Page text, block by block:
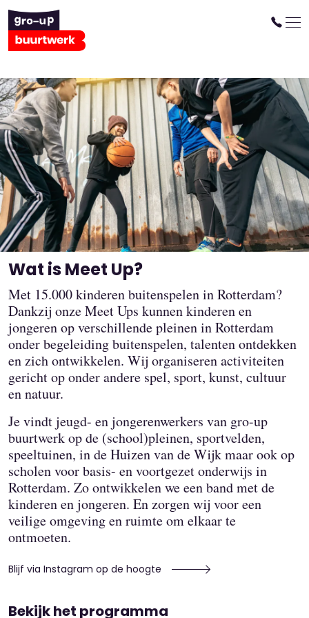
Meet Up
Sport- en spelactiviteiten voor
kinderen en jongeren op de
pleinen van Rotterdam.
Wat is Meet Up?
Met 15.000 kinderen buitenspelen in Rotterdam?
Dankzij onze Meet Ups kunnen kinderen en
jongeren op verschillende pleinen in Rotterdam
onder begeleiding buitenspelen, talenten ontdekken
en zich ontwikkelen. Wij organiseren activiteiten
gericht op onder andere spel, sport, kunst, cultuur
en natuur.
Je vindt jeugd- en jongerenwerkers van gro-up
buurtwerk op de (school)pleinen, sportvelden,
speeltuinen, in de Huizen van de Wijk maar ook op
scholen voor basis- en voortgezet onderwijs in
Rotterdam. Zo ontwikkelen we een band met de
kinderen en jongeren. En zorgen wij voor een
veilige omgeving en ruimte om elkaar te
ontmoeten.
Blijf via Instagram op de hoogte
Bekijk het programma